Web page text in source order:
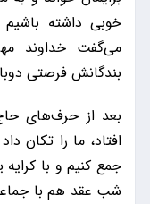
خوبی داشته باشیم
می‌گفت خداوند
بندگانش فرصتی
بعد از حرف‌های
افتاد، ‌ما را تکان
جمع کنیم و با
شب عقد هم با